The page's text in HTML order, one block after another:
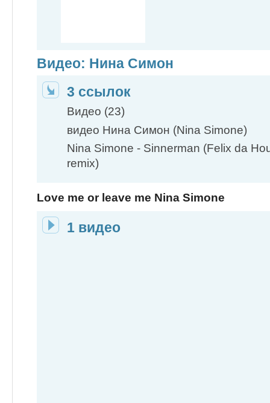
Видео: Нина Симон
3 ссылок
Видео (23)
видео Нина Симон (Nina Simone)
Nina Simone - Sinnerman (Felix da
remix)
Love me or leave me Nina Simone
1 видео